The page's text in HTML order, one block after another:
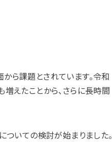
ら課題とされています。令和
えたことから、さらに長時間
いての検討が始まりました。